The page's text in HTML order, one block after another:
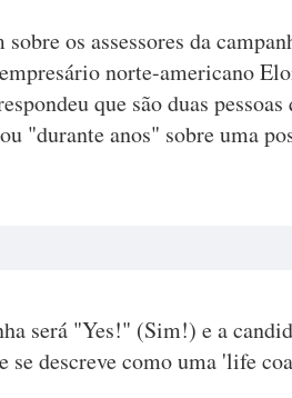
os assessores da
norte-americano
que são duas
"durante anos" sobre uma
será "Yes!" (Sim!) e a
descreve como uma 'life